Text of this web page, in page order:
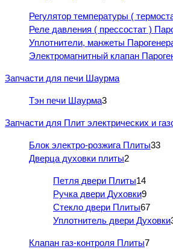
Регулятор температуры (
Реле давления ( прессостат )
Уплотнители, манжеты
Электромагнитный клапан
Запчасти для печи Шаурма
Тэн печи Шаурма3
Запчасти для Плит электрических и
Блок электро-розжига Плиты33
Дверца духовки плиты2
Петля двери Плиты14
Ручка двери Духовки9
Стекло двери Плиты67
Уплотнитель двери Духовки
Клапан газ-контроля Плиты7